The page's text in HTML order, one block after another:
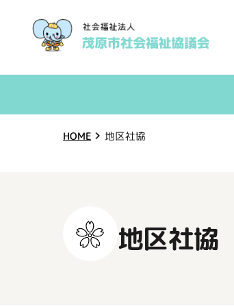
HOME 地区社協
地区社協